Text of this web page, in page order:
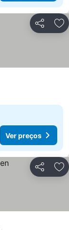
Partilhar
Ver preços
Partilhar